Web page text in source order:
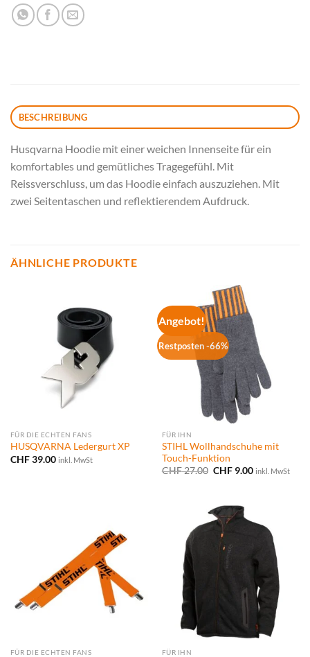
BESCHREIBUNG
Husqvarna Hoodie mit einer weichen Innenseite für ein
komfortables und gemütliches Tragegefühl. Mit
Reissverschluss, um das Hoodie einfach auszuziehen. Mit
zwei Seitentaschen und reflektierendem Aufdruck.
ÄHNLICHE PRODUKTE
FÜR DIE ECHTEN FANS
HUSQVARNA Ledergurt XP
CHF39.00 inkl. MwSt
Angebot!
Restposten -66%
FÜR IHN
STIHL Wollhandschuhe mit
Touch-Funktion
CHF27.00 Ursprünglicher
CHF9.00Aktueller
inkl. MwSt
FÜR DIE ECHTEN FANS FÜR IHN